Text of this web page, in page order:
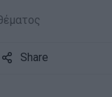
Share